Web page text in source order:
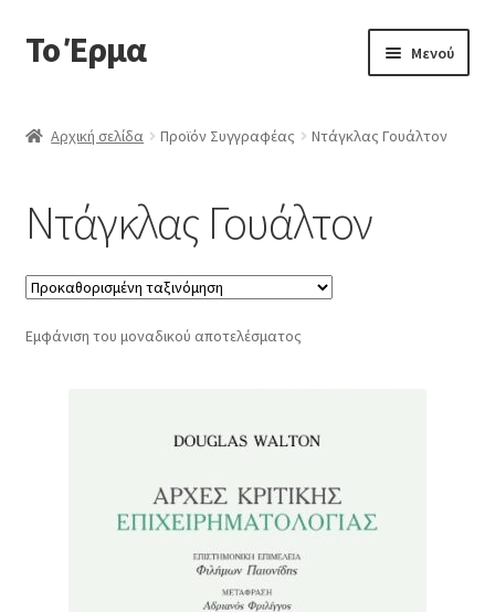
Απευθείας
μετάβαση
πλοήγηση
Μετάβαση
σε
Το Έρμα Μενού
Κατηγορίες Βιβλίων
Συχνές Ερωτήσεις
Επικοινωνία
Αρχική σελίδα Προϊόν Συγγραφέας Ντάγκλας Γουάλτον
Ντάγκλας Γουάλτον
Εμφάνιση του μοναδικού αποτελέσματος